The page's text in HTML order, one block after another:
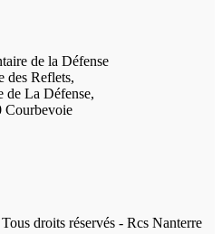
de la Défense
des Reflets,
de La Défense,
Courbevoie
Tous droits réservés - Rcs Nanterre